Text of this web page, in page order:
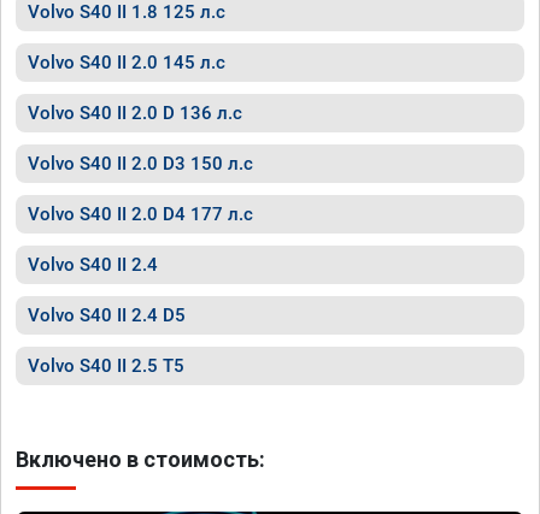
Volvo S40 II 1.8 125 л.с
Volvo S40 II 2.0 145 л.с
Volvo S40 II 2.0 D 136 л.с
Volvo S40 II 2.0 D3 150 л.с
Volvo S40 II 2.0 D4 177 л.с
Volvo S40 II 2.4
Volvo S40 II 2.4 D5
Volvo S40 II 2.5 T5
Включено в стоимость: